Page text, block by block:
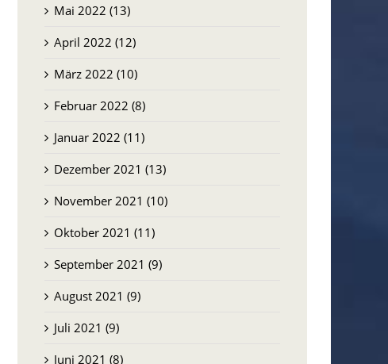
Mai 2022 (13)
April 2022 (12)
März 2022 (10)
Februar 2022 (8)
Januar 2022 (11)
Dezember 2021 (13)
November 2021 (10)
Oktober 2021 (11)
September 2021 (9)
August 2021 (9)
Juli 2021 (9)
Juni 2021 (8)